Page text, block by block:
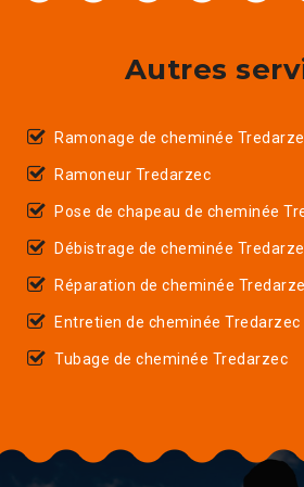
Autres
Ramonage de cheminée
Ramoneur Tredarzec
Pose de chapeau de cheminée
Débistrage de cheminée
Réparation de cheminée
Entretien de cheminée Tredarzec
Tubage de cheminée Tredarzec